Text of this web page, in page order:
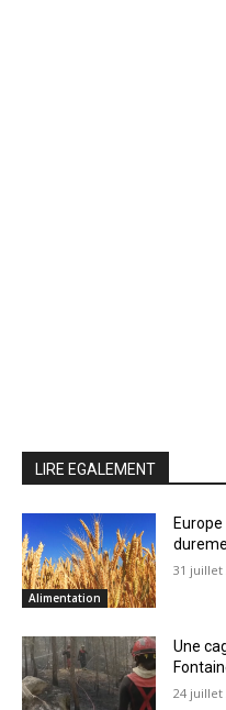
LIRE EGALEMENT
Alimentation
31 juillet
Une
24 juillet